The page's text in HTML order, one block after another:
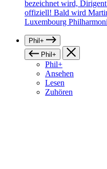
bezeichnet wird,
offiziell! Bald wird
Luxembourg
Phil+
Phil+
Phil+
Ansehen
Lesen
Zuhören